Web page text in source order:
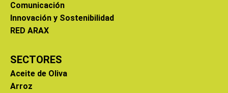
Comunicación
Innovación y Sostenibilidad
RED ARAX
SECTORES
Aceite de Oliva
Arroz